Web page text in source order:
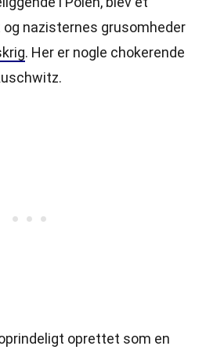
nazisternes grusomheder
. Her er nogle chokerende
oprettet som en